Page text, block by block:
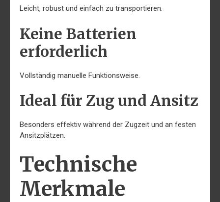
Leicht, robust und einfach zu transportieren.
Keine Batterien
erforderlich
Vollständig manuelle Funktionsweise.
Ideal für Zug und Ansitz
Besonders effektiv während der Zugzeit und an festen
Ansitzplätzen.
Technische
Merkmale